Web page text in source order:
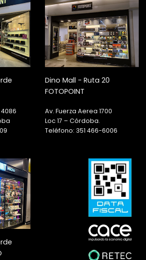
Dino Mall - Ruta 20
FOTOPOINT
Av. Fuerza Aerea 1700
Loc 17 – Córdoba.
Teléfono: 351 466-6006